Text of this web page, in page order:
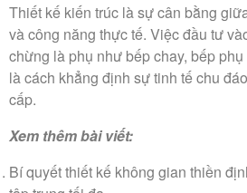
Thiết kế kiến trúc là sự cân bằng
và công năng thực tế. Việc đầu tư
chừng là phụ như bếp chay, bếp
là cách khẳng định sự tinh tế chu
cấp.
Xem thêm bài viết:
Bí quyết thiết kế không gian thiền